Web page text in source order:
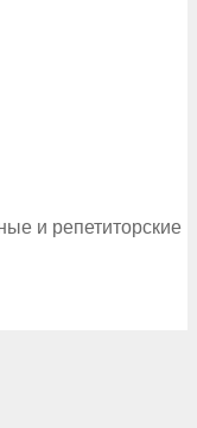
и репетиторские